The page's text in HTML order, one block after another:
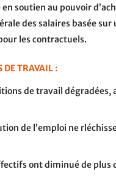
soutien au pouvoir
des salaires basée
les contractuels.
DE TRAVAIL :
de travail
de l’emploi ne
ont diminué de plus